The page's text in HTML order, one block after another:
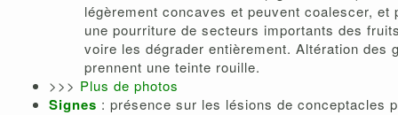
légèrement concaves et peuvent coalescer, et
une pourriture de secteurs importants des
voire les dégrader entièrement. Altération des
prennent une teinte rouille.
>>> Plus de photos
Signes : présence sur les lésions de conceptacles